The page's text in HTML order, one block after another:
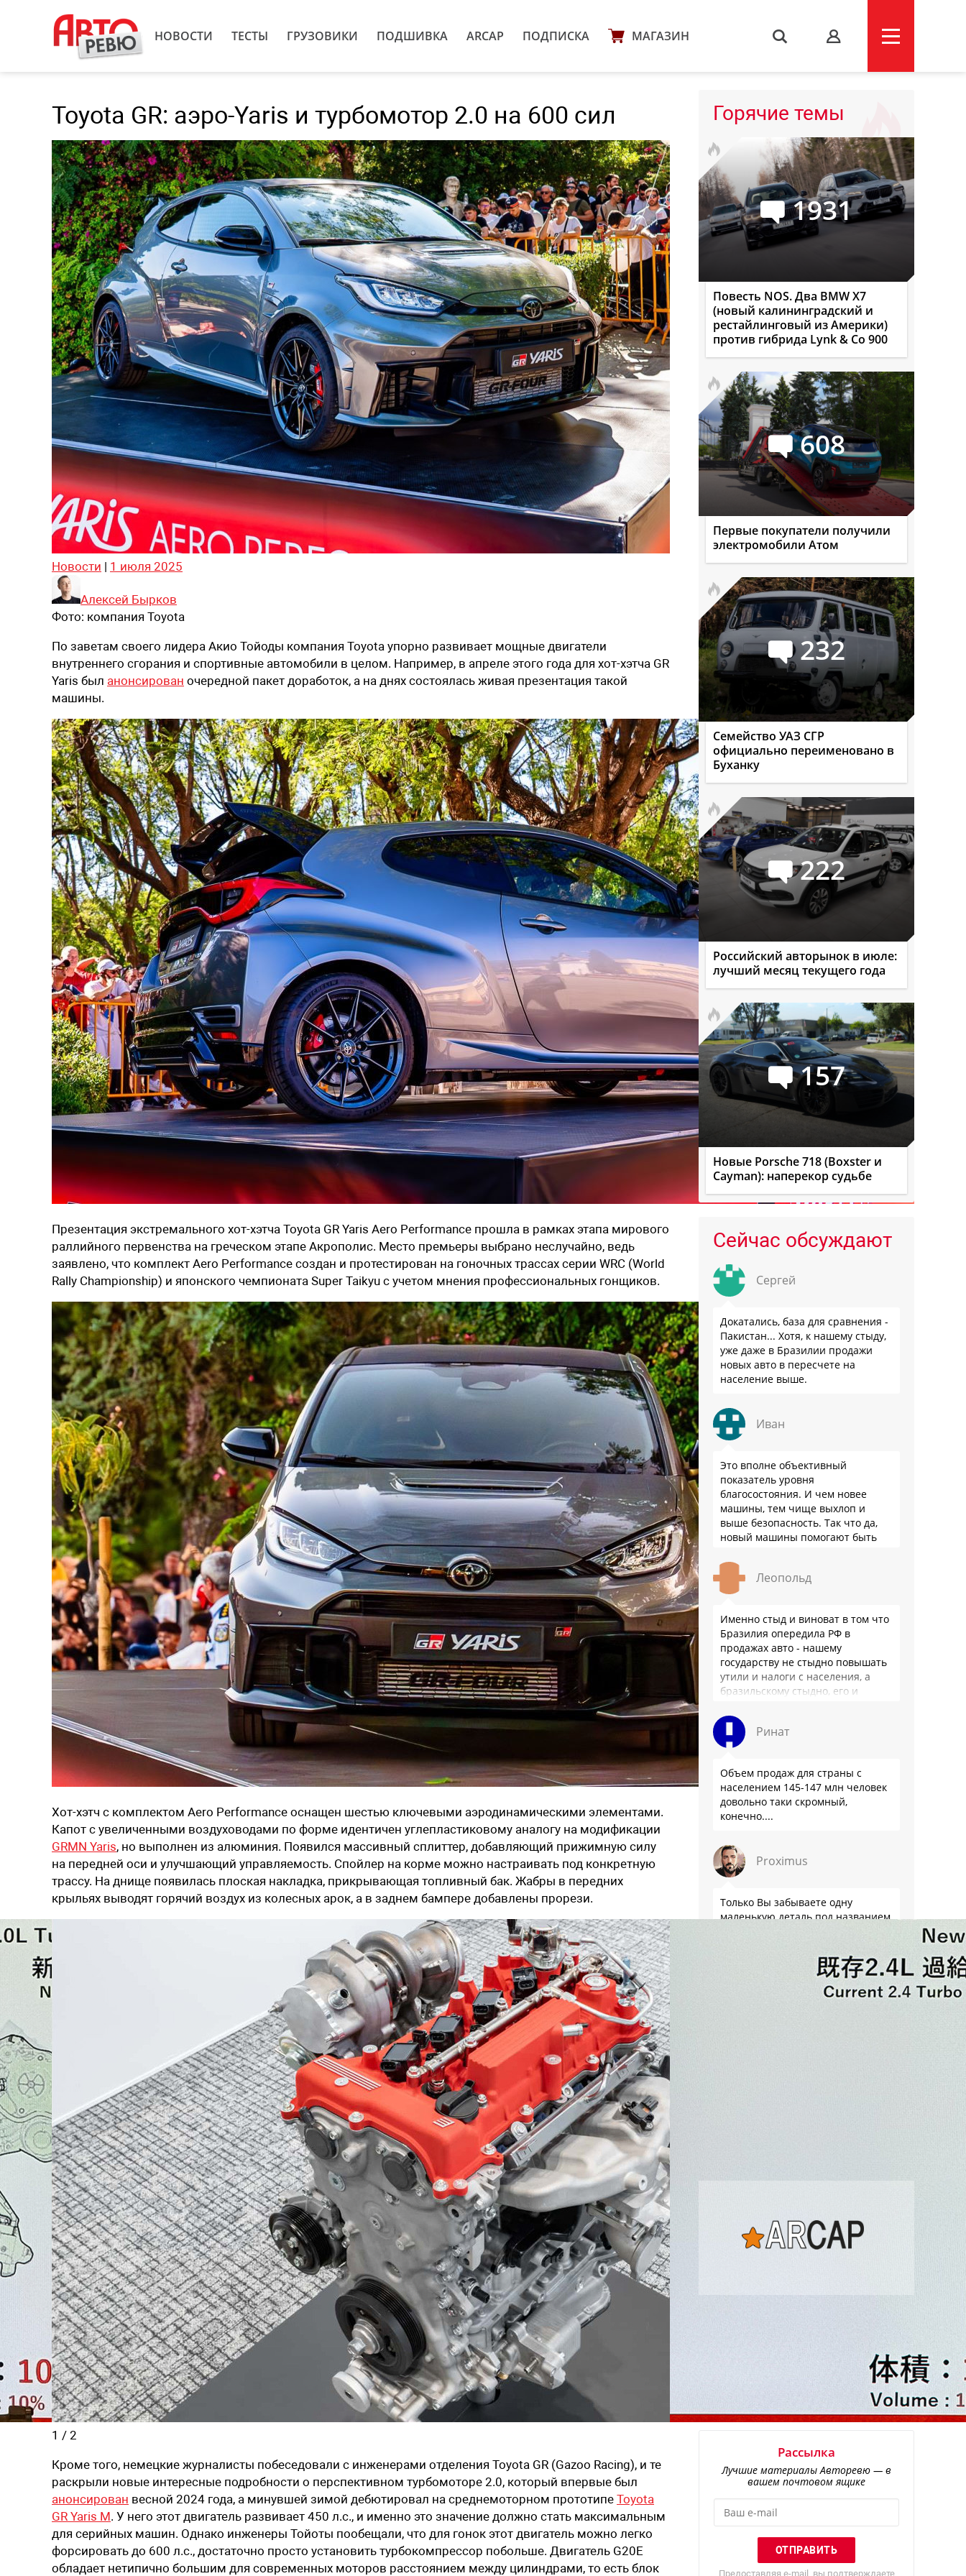
НОВОСТИ ТЕСТЫ ГРУЗОВИКИ ПОДШИВКА ARCAP ПОДПИСКА МАГАЗИН s
Toyota GR: аэро-Yaris и турбомотор 2.0 на 600 сил
Новости | 1 июля 2025
Алексей Бырков
Фото: компания Toyota
По заветам своего лидера Акио Тойоды компания Toyota упорно развивает мощные двигатели
внутреннего сгорания и спортивные автомобили в целом. Например, в апреле этого года для хот-хэтча GR
Yaris был анонсирован очередной пакет доработок, а на днях состоялась живая презентация такой
машины.
Презентация экстремального хот-хэтча Toyota GR Yaris Aero Performance прошла в рамках этапа мирового
раллийного первенства на греческом этапе Акрополис. Место премьеры выбрано неслучайно, ведь
заявлено, что комплект Aero Performance создан и протестирован на гоночных трассах серии WRC (World
Rally Championship) и японского чемпионата Super Taikyu с учетом мнения профессиональных гонщиков.
Хот-хэтч с комплектом Aero Performance оснащен шестью ключевыми аэродинамическими элементами.
Капот с увеличенными воздуховодами по форме идентичен углепластиковому аналогу на модификации
GRMN Yaris, но выполнен из алюминия. Появился массивный сплиттер, добавляющий прижимную силу
на передней оси и улучшающий управляемость. Спойлер на корме можно настраивать под конкретную
трассу. На днище появилась плоская накладка, прикрывающая топливный бак. Жабры в передних
крыльях выводят горячий воздух из колесных арок, а в заднем бампере добавлены прорези.
1 / 2
Кроме того, немецкие журналисты побеседовали с инженерами отделения Toyota GR (Gazoo Racing), и те
раскрыли новые интересные подробности о перспективном турбомоторе 2.0, который впервые был
анонсирован весной 2024 года, а минувшей зимой дебютировал на среднемоторном прототипе Toyota
GR Yaris M. У него этот двигатель развивает 450 л.с., и именно это значение должно стать максимальным
для серийных машин. Однако инженеры Тойоты пообещали, что для гонок этот двигатель можно легко
форсировать до 600 л.с., достаточно просто установить турбокомпрессор побольше. Двигатель G20E
обладает нетипично большим для современных моторов расстоянием между цилиндрами, то есть блок
Горячие темы
1931
Повесть NOS. Два BMW X7
(новый калининградский и
рестайлинговый из Америки)
против гибрида Lynk & Co 900
608
Первые покупатели получили
электромобили Атом
232
Семейство УАЗ СГР
официально переименовано в
Буханку
222
Российский авторынок в июле:
лучший месяц текущего года
157
Новые Porsche 718 (Boxster и
Cayman): наперекор судьбе
Сейчас обсуждают
Сергей
Докатались, база для сравнения -
Пакистан... Хотя, к нашему стыду,
уже даже в Бразилии продажи
новых авто в пересчете на
население выше.
Иван
Это вполне объективный
показатель уровня
благосостояния. И чем новее
машины, тем чище выхлоп и
выше безопасность. Так что да,
новый машины помогают быть
Леопольд
Именно стыд и виноват в том что
Бразилия опередила РФ в
продажах авто - нашему
государству не стыдно повышать
утили и налоги с населения, а
бразильскому стыдно, его и
Ринат
Объем продаж для страны с
населением 145-147 млн человек
довольно таки скромный,
конечно....
Proximus
Только Вы забываете одну
маленькую деталь под названием
жильем таки не заслуга наших
Рассылка
Лучшие материалы Авторевю — в
вашем почтовом ящике
Предоставляя e-mail, вы подтверждаете